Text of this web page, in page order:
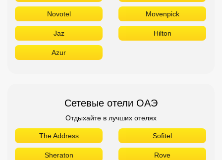
Novotel Movenpick
Jaz Hilton
Azur
Сетевые отели ОАЭ
Отдыхайте в лучших отелях
The Address Sofitel
Sheraton Rove